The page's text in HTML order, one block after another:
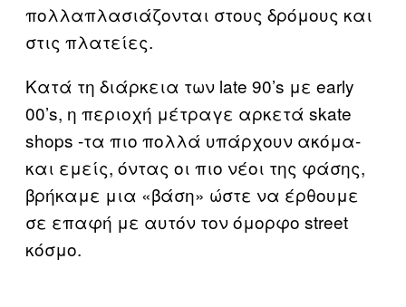
πολλαπλασιάζονται στους δρόμους και
στις πλατείες.
Κατά τη διάρκεια των late 90’s με early
00’s, η περιοχή μέτραγε αρκετά skate
shops -τα πιο πολλά υπάρχουν ακόμα-
και εμείς, όντας οι πιο νέοι της φάσης,
βρήκαμε μια «βάση» ώστε να έρθουμε
σε επαφή με αυτόν τον όμορφο street
κόσμο.